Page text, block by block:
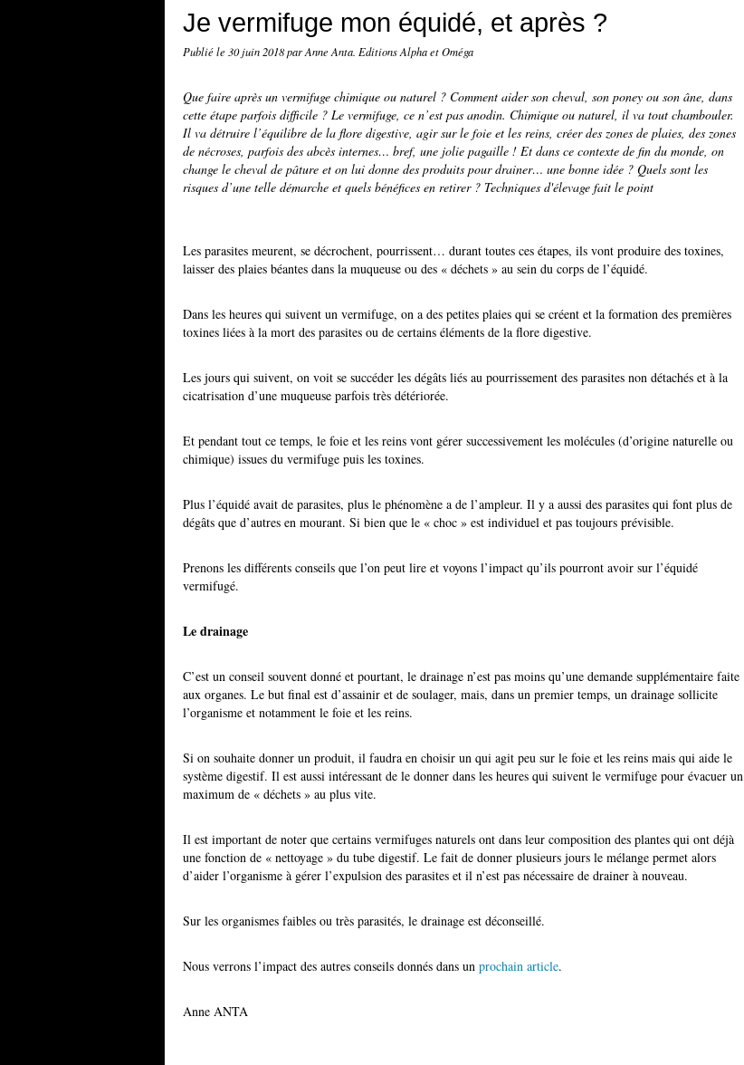
Je vermifuge mon équidé, et après ?
Publié le 30 juin 2018par Anne Anta. Editions Alpha et Oméga
Que faire après un vermifuge chimique ou naturel ? Comment aider son cheval, son poney ou son âne, dans
cette étape parfois difficile ? Le vermifuge, ce n’est pas anodin. Chimique ou naturel, il va tout chambouler.
Il va détruire l’équilibre de la flore digestive, agir sur le foie et les reins, créer des zones de plaies, des zones
de nécroses, parfois des abcès internes… bref, une jolie pagaille ! Et dans ce contexte de fin du monde, on
change le cheval de pâture et on lui donne des produits pour drainer… une bonne idée ? Quels sont les
risques d’une telle démarche et quels bénéfices en retirer ? Techniques d'élevage fait le point
Les parasites meurent, se décrochent, pourrissent… durant toutes ces étapes, ils vont produire des toxines,
laisser des plaies béantes dans la muqueuse ou des « déchets » au sein du corps de l’équidé.
Dans les heures qui suivent un vermifuge, on a des petites plaies qui se créent et la formation des premières
toxines liées à la mort des parasites ou de certains éléments de la flore digestive.
Les jours qui suivent, on voit se succéder les dégâts liés au pourrissement des parasites non détachés et à la
cicatrisation d’une muqueuse parfois très détériorée.
Et pendant tout ce temps, le foie et les reins vont gérer successivement les molécules (d’origine naturelle ou
chimique) issues du vermifuge puis les toxines.
Plus l’équidé avait de parasites, plus le phénomène a de l’ampleur. Il y a aussi des parasites qui font plus de
dégâts que d’autres en mourant. Si bien que le « choc » est individuel et pas toujours prévisible.
Prenons les différents conseils que l’on peut lire et voyons l’impact qu’ils pourront avoir sur l’équidé
vermifugé.
Le drainage
C’est un conseil souvent donné et pourtant, le drainage n’est pas moins qu’une demande supplémentaire faite
aux organes. Le but final est d’assainir et de soulager, mais, dans un premier temps, un drainage sollicite
l’organisme et notamment le foie et les reins.
Si on souhaite donner un produit, il faudra en choisir un qui agit peu sur le foie et les reins mais qui aide le
système digestif. Il est aussi intéressant de le donner dans les heures qui suivent le vermifuge pour évacuer un
maximum de « déchets » au plus vite.
Il est important de noter que certains vermifuges naturels ont dans leur composition des plantes qui ont déjà
une fonction de « nettoyage » du tube digestif. Le fait de donner plusieurs jours le mélange permet alors
d’aider l’organisme à gérer l’expulsion des parasites et il n’est pas nécessaire de drainer à nouveau.
Sur les organismes faibles ou très parasités, le drainage est déconseillé.
Nous verrons l’impact des autres conseils donnés dans un prochain article.
Anne ANTA